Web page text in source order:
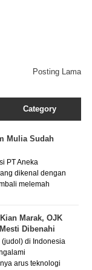
Posting Lama
Category
Mulia Sudah
PT Aneka
dikenal dengan
melemah
Marak, OJK
Dibenahi
(judol) di Indonesia
arus teknologi